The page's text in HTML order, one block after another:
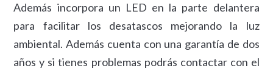
Además incorpora un LED en la parte delantera
para facilitar los desatascos mejorando la luz
ambiental. Además cuenta con una garantía de dos
años y si tienes problemas podrás contactar con el